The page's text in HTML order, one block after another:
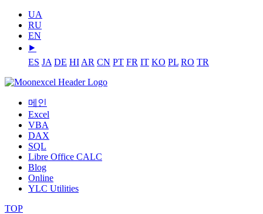
UA
RU
EN
⯈
ES JA DE HI AR CN PT FR IT KO PL RO TR
메인
Excel
VBA
DAX
SQL
Libre Office CALC
Blog
Online
YLC Utilities
TOP